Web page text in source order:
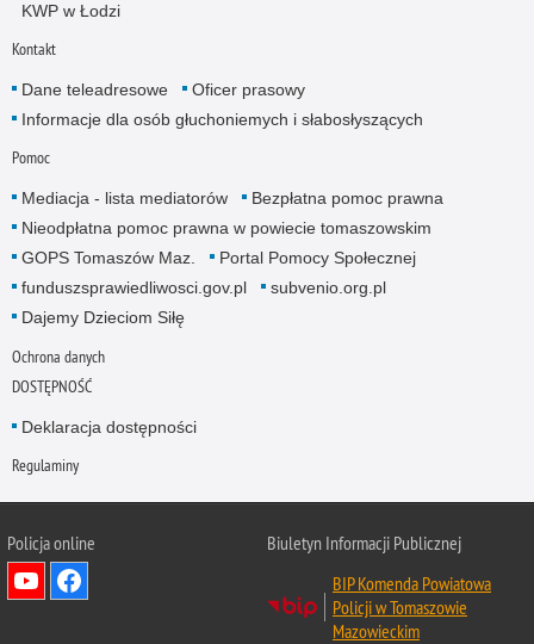
KWP w Łodzi
Kontakt
Dane teleadresowe
Oficer prasowy
Informacje dla osób głuchoniemych i słabosłyszących
Pomoc
Mediacja - lista mediatorów
Bezpłatna pomoc prawna
Nieodpłatna pomoc prawna w powiecie tomaszowskim
GOPS Tomaszów Maz.
Portal Pomocy Społecznej
funduszsprawiedliwosci.gov.pl
subvenio.org.pl
Dajemy Dzieciom Siłę
Ochrona danych
DOSTĘPNOŚĆ
Deklaracja dostępności
Regulaminy
Policja online
Biuletyn Informacji Publicznej
BIP Komenda Powiatowa
Policji w Tomaszowie
Mazowieckim